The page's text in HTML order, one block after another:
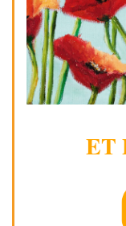
ET